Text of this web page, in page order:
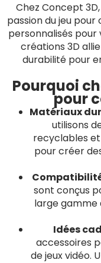
Chez Concept
passion du jeu
personnalisés pour
créations 3D
durabilité pour
Pourquoi
pour
Matériaux
utilisons
recyclables
pour créer
sont conçus
large gamme
Idées
accessoires
de jeux vidéo.